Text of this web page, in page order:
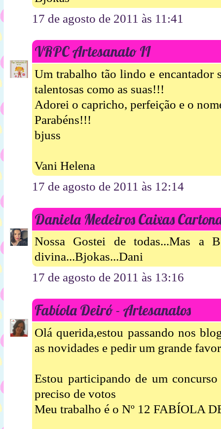
17 de agosto de 2011 às 11:41
VRPC Artesanato II
Um trabalho tão lindo e encantador
talentosas como as suas!!!
Adorei o capricho, perfeição e o
Parabéns!!!
bjuss
Vani Helena
17 de agosto de 2011 às 12:14
Daniela Medeiros Caixas
Nossa Gostei de todas...Mas a
divina...Bjokas...Dani
17 de agosto de 2011 às 13:16
Fabíola Deiró - Artesanatos
Olá querida,estou passando nos
as novidades e pedir um grande
Estou participando de um
preciso de votos
Meu trabalho é o Nº 12 FABÍOLA